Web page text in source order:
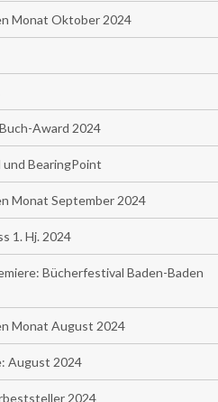
Monat Oktober 2024
Award 2024
BearingPoint
Monat September 2024
1. Hj. 2024
Bücherfestival Baden-Baden
Monat August 2024
August 2024
2024